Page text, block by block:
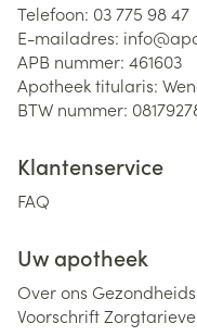
Telefoon: 03 775 98 47
E-mailadres: info@
APB nummer: 461603
Apotheek titularis:
BTW nummer:
Klantenservice
FAQ
Uw apotheek
Over ons
Voorschrift